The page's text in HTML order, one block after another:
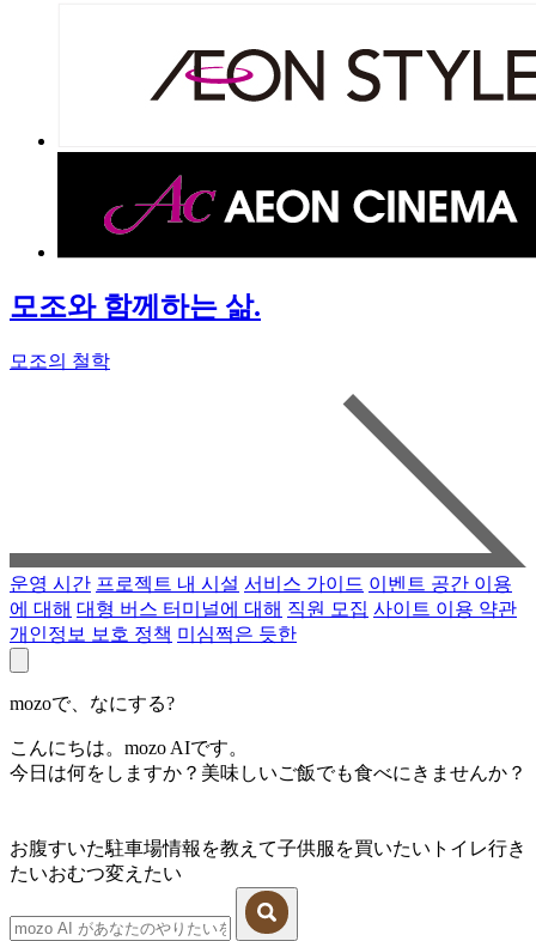
모조와 함께하는 삶.
모조의 철학
운영 시간 프로젝트 내 시설 서비스 가이드 이벤트 공간 이용
에 대해 대형 버스 터미널에 대해 직원 모집 사이트 이용 약관
개인정보 보호 정책 미심쩍은 듯한
mozoで、なにする?
こんにちは。mozo AIです。
今日は何をしますか？美味しいご飯でも食べにきませんか？
お腹すいた駐車場情報を教えて子供服を買いたい トイレ行き
たいおむつ変えたい